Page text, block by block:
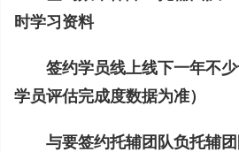
时学习资料
签约学员线上线下一年不
学员评估完成度数据为准）
与要签约托辅团队负托辅